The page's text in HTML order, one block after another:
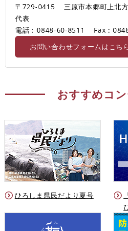
〒729-0415
三原市本郷町上北
代表
電話：0848-60-8511
Fax：
お問い合わせフォームはこち
おすすめコ
ひろしま県民だより夏号